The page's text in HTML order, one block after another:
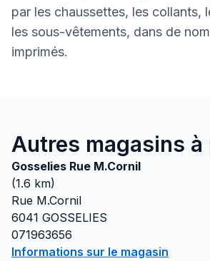
par les chaussettes, les collants,
les sous-vêtements, dans de
imprimés.
Autres magasins à
Gosselies Rue M.Cornil
(1.6 km)
Rue M.Cornil
6041 GOSSELIES
071963656
Informations sur le magasin